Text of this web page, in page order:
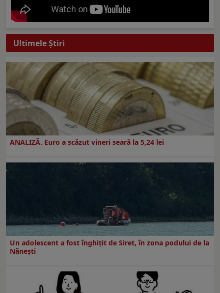
Ultimele Ştiri
ANALIZĂ. Euro a scăzut vineri seară la 5,24 lei
Un adolescent a fost înghițit de Siret, în zona podului de la
Nănești